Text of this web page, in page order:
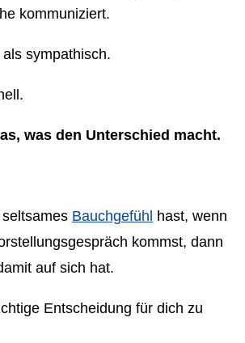
kommuniziert.
sympathisch.
was den Unterschied macht.
Bauchgefühl hast, wenn
kommst, dann
auf sich hat.
Entscheidung für dich zu